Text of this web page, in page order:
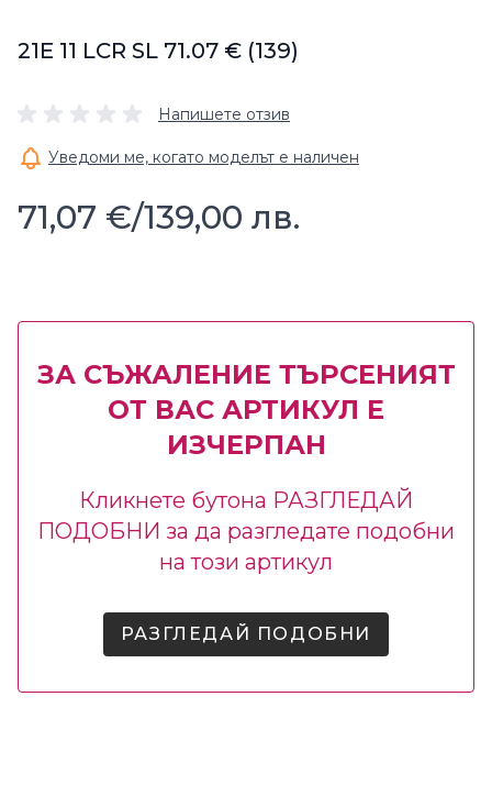
21E 11 LCR SL 71.07 € (139)
Напишете отзив
Уведоми ме, когато моделът е наличен
71,07 €/139,00 лв.
ЗА СЪЖАЛЕНИЕ ТЪРСЕНИЯТ
ОТ ВАС АРТИКУЛ Е
ИЗЧЕРПАН
Кликнете бутона РАЗГЛЕДАЙ
ПОДОБНИ за да разгледате подобни
на този артикул
РАЗГЛЕДАЙ ПОДОБНИ